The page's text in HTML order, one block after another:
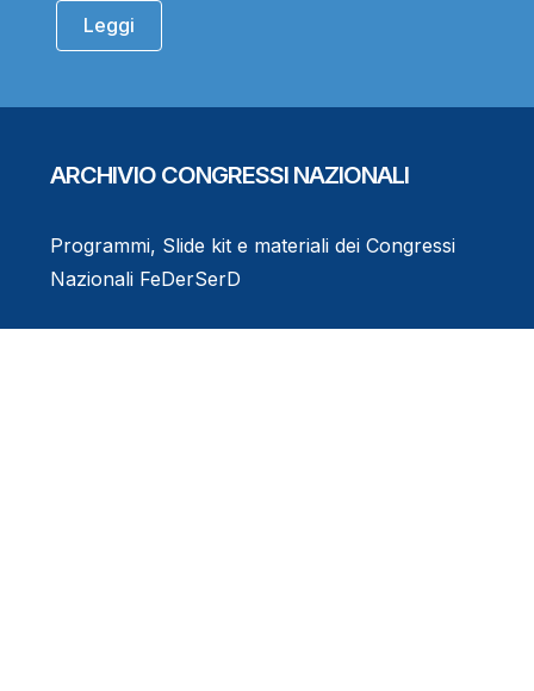
Leggi
ARCHIVIO CONGRESSI NAZIONALI
Programmi, Slide kit e materiali dei Congressi
Nazionali FeDerSerD